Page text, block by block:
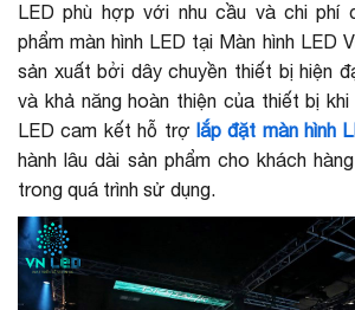
LED phù hợp với nhu cầu và chi phí
phẩm màn hình LED tại Màn hình LED
sản xuất bởi dây chuyền thiết bị hiện
và khả năng hoàn thiện của thiết bị
LED cam kết hỗ trợ lắp đặt màn hình
hành lâu dài sản phẩm cho khách
trong quá trình sử dụng.